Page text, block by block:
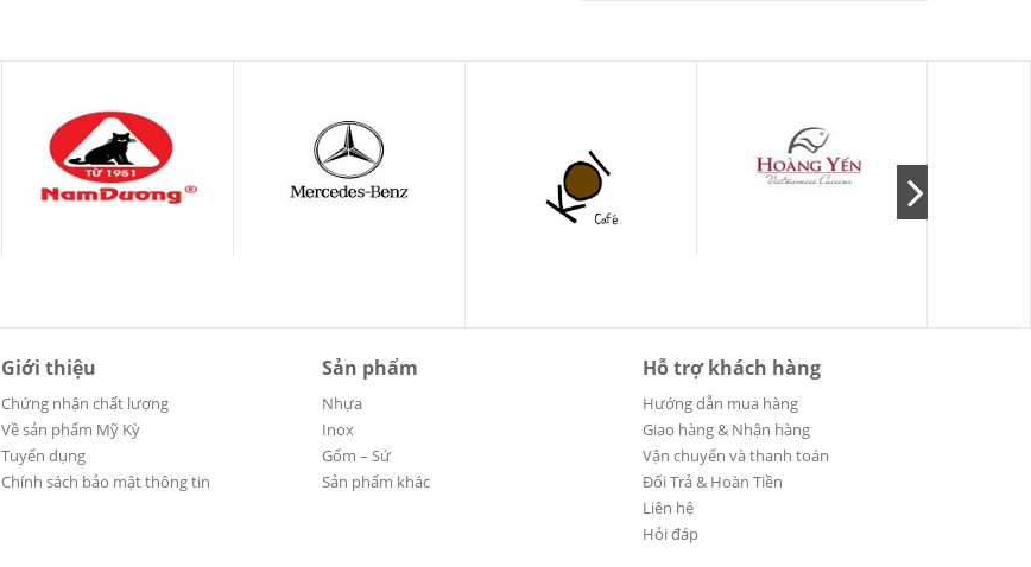
Giới thiệu
Chứng nhận chất lượng
Về sản phẩm Mỹ Kỳ
Tuyển dụng
Chính sách bảo mật thông tin
Sản phẩm
Nhựa
Inox
Gốm – Sứ
Sản phẩm khác
Hỗ trợ khách hàng
Hướng dẫn mua hàng
Giao hàng & Nhận hàng
Vận chuyển và thanh toán
Đổi Trả & Hoàn Tiền
Liên hệ
Hỏi đáp